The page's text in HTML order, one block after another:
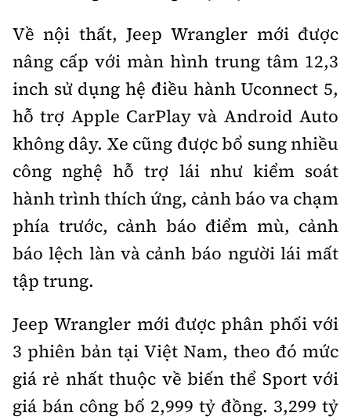
Về nội thất, Jeep Wrangler mới được
nâng cấp với màn hình trung tâm 12,3
inch sử dụng hệ điều hành Uconnect 5,
hỗ trợ Apple CarPlay và Android Auto
không dây. Xe cũng được bổ sung nhiều
công nghệ hỗ trợ lái như kiểm soát
hành trình thích ứng, cảnh báo va chạm
phía trước, cảnh báo điểm mù, cảnh
báo lệch làn và cảnh báo người lái mất
tập trung.
Jeep Wrangler mới được phân phối với
3 phiên bản tại Việt Nam, theo đó mức
giá rẻ nhất thuộc về biến thể Sport với
giá bán công bố 2,999 tỷ đồng. 3,299 tỷ